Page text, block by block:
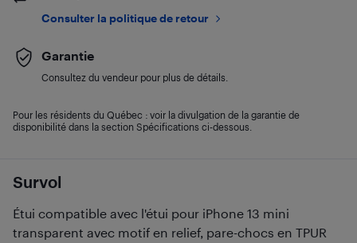
Survol
Étui compatible avec l'étui pour iPhone 13 mini
transparent avec motif en relief, pare-chocs en TPUR
Consulter la politique de retour
Garantie
Consultez du vendeur pour plus de détails.
Pour les résidents du Québec : voir la divulgation de la garantie de
disponibilité dans la section Spécifications ci-dessous.